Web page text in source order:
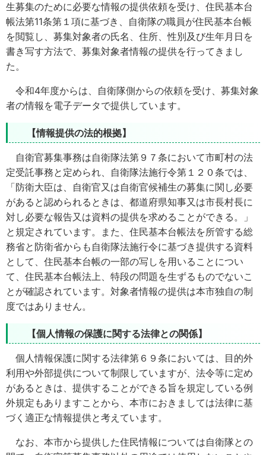
生募集のために必要な情報の提供依頼を受け、住民基本台
帳法第11条第１項に基づき、自衛隊の職員が住民基本台帳
を閲覧し、募集対象者の氏名、住所、性別及び生年月日を
書き写す方法で、募集対象者情報の提供を行ってきまし
た。
令和4年度からは、自衛隊側からの依頼を受け、募集対象
者の情報を電子データで提供しています。
【情報提供の法的根拠】
自衛官募集事務は自衛隊法第９７条において市町村の法
定受託事務と定められ、自衛隊法施行令第１２０条では、
「防衛大臣は、自衛官又は自衛官候補生の募集に関し必要
があると認められるときは、都道府県知事又は市長村長に
対し必要な報告又は資料の提供を求めることができる。」
と規定されています。また、住民基本台帳法を所管する総
務省と防衛省からも自衛隊法施行令に基づき提供する資料
として、住民基本台帳の一部の写しを用いることについ
て、住民基本台帳法上、特段の問題を生ずるものでないこ
とが確認されています。対象者情報の提供は本市独自の制
度ではありません。
【個人情報の保護に関する法律との関係】
個人情報保護に関する法律第６９条においては、目的外
利用や外部提供について制限していますが、法令等に定め
があるときは、提供することができる旨を規定している例
外規定もありますことから、本市におきましては法律に基
づく適正な情報提供と考えています。
なお、本市から提供した住民情報については自衛隊との